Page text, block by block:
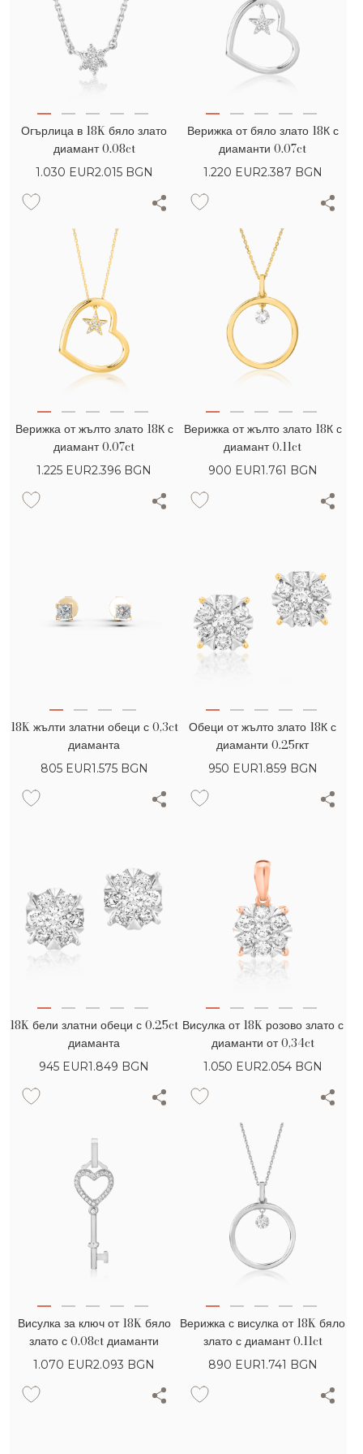
Огърлица в 18K бяло злато
диамант 0.08ct
1.030 EUR2.015 BGN
Верижка от бяло злато 18К с
диаманти 0.07ct
1.220 EUR2.387 BGN
Верижка от жълто злато 18К с
диамант 0.07ct
1.225 EUR2.396 BGN
Верижка от жълто злато 18К с
диамант 0.11ct
900 EUR1.761 BGN
18K жълти златни обеци с 0,3ct
диаманта
805 EUR1.575 BGN
Обеци от жълто злато 18К с
диаманти 0.25гкт
950 EUR1.859 BGN
18K бели златни обеци с 0.25ct
диаманта
945 EUR1.849 BGN
Висулка от 18K розово злато с
диаманти от 0,34ct
1.050 EUR2.054 BGN
Висулка за ключ от 18K бяло
злато с 0.08ct диаманти
1.070 EUR2.093 BGN
Верижка с висулка от 18K бяло
злато с диамант 0.11ct
890 EUR1.741 BGN